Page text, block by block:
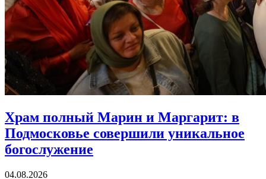
Храм полный Марин и Маргарит: в
Подмосковье совершили уникальное
богослужение
04.08.2026